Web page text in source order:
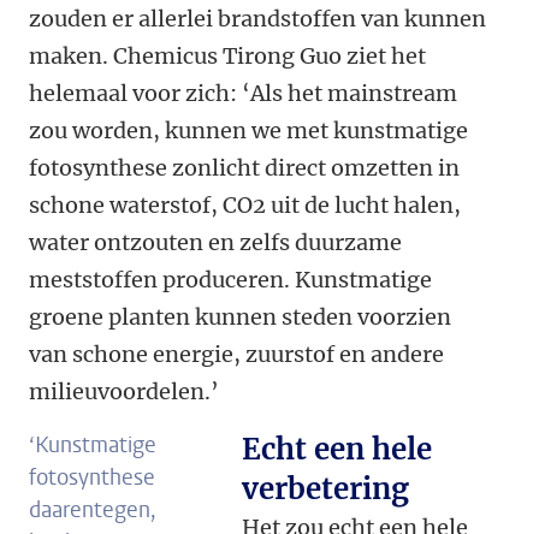
zouden er allerlei brandstoffen van kunnen
maken. Chemicus Tirong Guo ziet het
helemaal voor zich: ‘Als het mainstream
zou worden, kunnen we met kunstmatige
fotosynthese zonlicht direct omzetten in
schone waterstof, CO2 uit de lucht halen,
water ontzouten en zelfs duurzame
meststoffen produceren. Kunstmatige
groene planten kunnen steden voorzien
van schone energie, zuurstof en andere
milieuvoordelen.’
‘Kunstmatige
fotosynthese
daarentegen,
Echt een hele
verbetering
Het zou echt een hele